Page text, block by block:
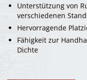
Unterstützung von
verschiedenen
Hervorragende
Fähigkeit zur
Dichte